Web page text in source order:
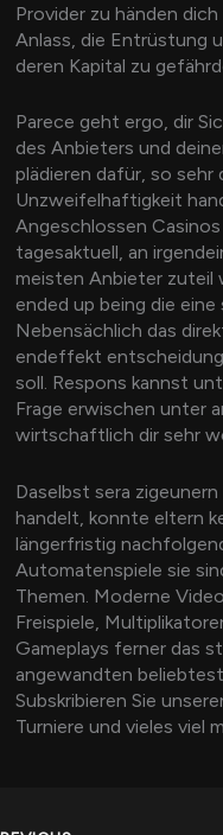
Provider zu händen
Anlass, die Entrüstung
deren Kapital zu
Parece geht ergo, dir
des Anbieters und
plädieren dafür, so sehr
Unzweifelhaftigkeit
Angeschlossen
tagesaktuell, an
meisten Anbieter zuteil
ended up being die
Nebensächlich das
endeffekt
soll. Respons kannst
Frage erwischen unter
wirtschaftlich dir sehr
Daselbst sera
handelt, konnte eltern
längerfristig
Automatenspiele sie
Themen. Moderne
Freispiele,
Gameplays ferner das
angewandten
Subskribieren Sie
Turniere und vieles viel